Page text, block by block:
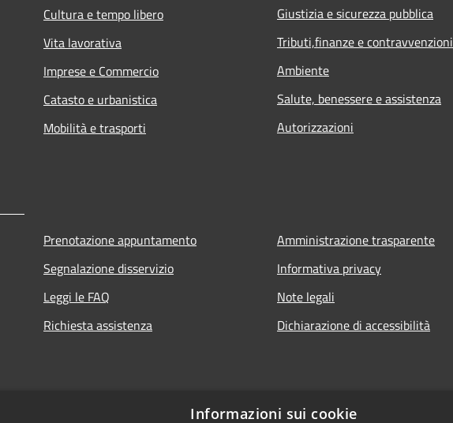
Cultura e tempo libero
Vita lavorativa
Imprese e Commercio
Catasto e urbanistica
Mobilità e trasporti
Giustizia e sicurezza pubblica
Tributi,finanze e contravvenzioni
Ambiente
Salute, benessere e assistenza
Autorizzazioni
Prenotazione appuntamento
Segnalazione disservizio
Leggi le FAQ
Richiesta assistenza
Amministrazione trasparente
Informativa privacy
Note legali
Dichiarazione di accessibilità
Informazioni sui cookie